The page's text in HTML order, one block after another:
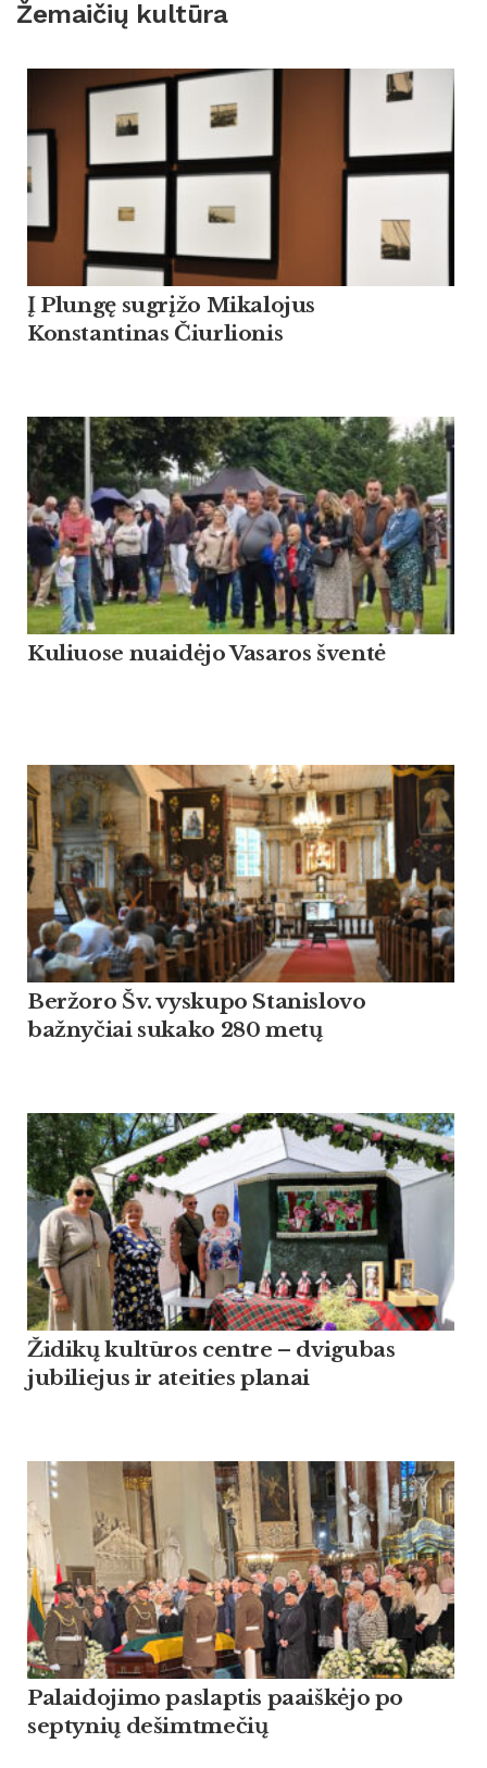
Žemaičių kultūra
Į Plungę sugrįžo Mikalojus
Konstantinas Čiurlionis
Kuliuose nuaidėjo Vasaros šventė
Beržoro Šv. vyskupo Stanislovo
bažnyčiai sukako 280 metų
Židikų kultūros centre – dvigubas
jubiliejus ir ateities planai
Palaidojimo paslaptis paaiškėjo po
septynių dešimtmečių